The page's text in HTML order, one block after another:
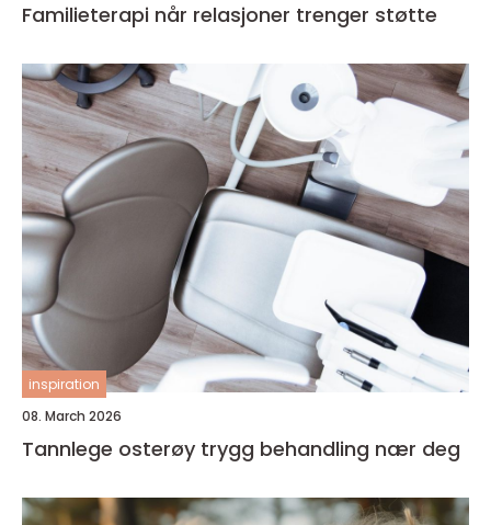
Familieterapi når relasjoner trenger støtte
inspiration
08. March 2026
Tannlege osterøy trygg behandling nær deg